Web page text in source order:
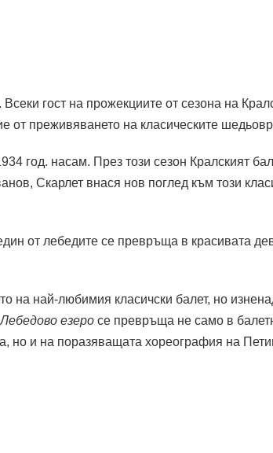
гост на прожекциите от сезона на
преживяването на класическите
год. насам. През този сезон Кралският
Скарлет внася нов поглед към този
от лебедите се превръща в красивата
на най-любимия класичски балет, но
Лебедово езеро се превръща не само в
но и на поразяващата хореография на